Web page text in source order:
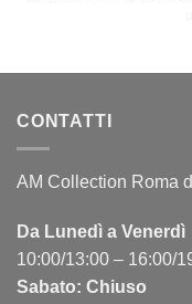
CONTATTI
AM Collection Roma
Da Lunedì a Venerdì
10:00/13:00 – 16:00/
Sabato: Chiuso